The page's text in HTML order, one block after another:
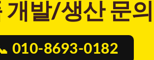
개발/생산 문의
010-8693-0182